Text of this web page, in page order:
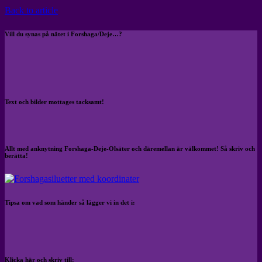
Back to article
Vill du synas på nätet i Forshaga/Deje…?
Text och bilder mottages tacksamt!
Allt med anknytning Forshaga-Deje-Olsäter och däremellan är välkommet! Så skriv och
berätta!
Tipsa om vad som händer så lägger vi in det i:
Klicka här och skriv till: